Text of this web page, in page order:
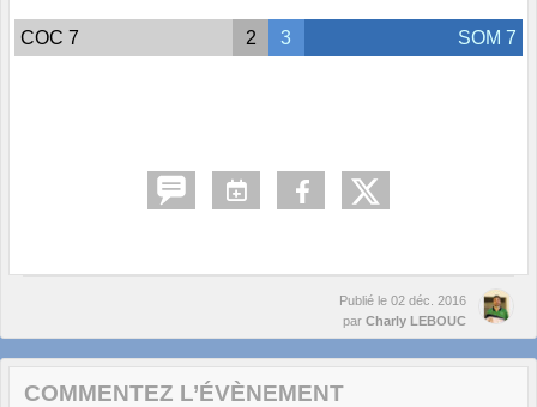
COC 7 2 3 SOM 7
Publié le 02 déc. 2016
par Charly LEBOUC
COMMENTEZ L’ÉVÈNEMENT